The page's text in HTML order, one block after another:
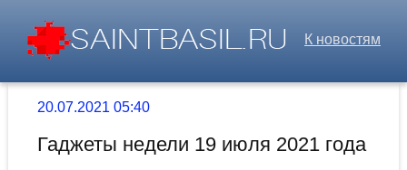
К новостям
20.07.2021 05:40
Гаджеты недели 19 июля 2021 года